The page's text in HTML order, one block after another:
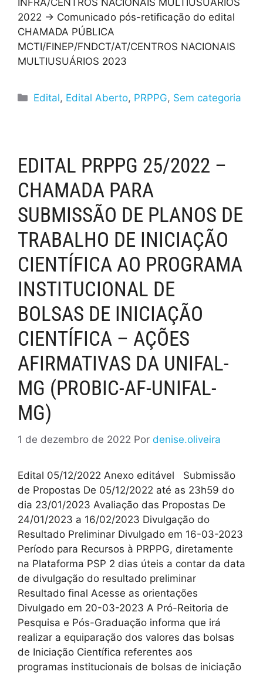
2022 → Comunicado pós-retificação do edital
CHAMADA PÚBLICA
MCTI/FINEP/FNDCT/AT/CENTROS NACIONAIS
MULTIUSUÁRIOS 2023
Edital, Edital Aberto, PRPPG, Sem categoria
EDITAL PRPPG 25/2022 –
CHAMADA PARA
SUBMISSÃO DE PLANOS DE
TRABALHO DE INICIAÇÃO
CIENTÍFICA AO PROGRAMA
INSTITUCIONAL DE
BOLSAS DE INICIAÇÃO
CIENTÍFICA – AÇÕES
AFIRMATIVAS DA UNIFAL-
MG (PROBIC-AF-UNIFAL-
MG)
1 de dezembro de 2022 Por denise.oliveira
Edital 05/12/2022 Anexo editável Submissão
de Propostas De 05/12/2022 até as 23h59 do
dia 23/01/2023 Avaliação das Propostas De
24/01/2023 a 16/02/2023 Divulgação do
Resultado Preliminar Divulgado em 16-03-2023
Período para Recursos à PRPPG, diretamente
na Plataforma PSP 2 dias úteis a contar da data
de divulgação do resultado preliminar
Resultado final Acesse as orientações
Divulgado em 20-03-2023 A Pró-Reitoria de
Pesquisa e Pós-Graduação informa que irá
realizar a equiparação dos valores das bolsas
de Iniciação Científica referentes aos
programas institucionais de bolsas de iniciação